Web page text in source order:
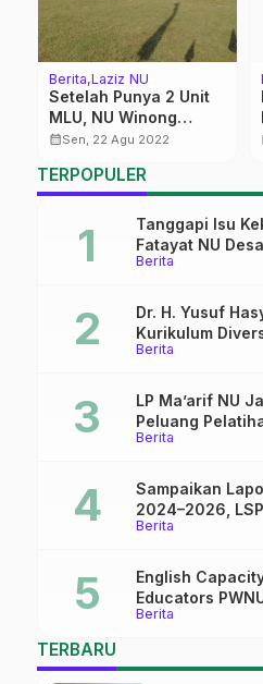
Berita Laziz NU
Setelah Punya 2 Unit
MLU, NU Winong
Targetkan Bangun
calendar_monthSen, 22 Agu 2022
TERPOPULER
Berita
Tanggapi Isu
Fatayat NU
Aktifis HAM
Berita
Dr. H. Yusuf
Kurikulum
dalam dunia
Berita
LP Ma’arif NU
Peluang
Lulusan SMK
Berita
Sampaikan
2024–2026,
Mantapkan
Berita
English
Educators
Batch#4;
TERBARU